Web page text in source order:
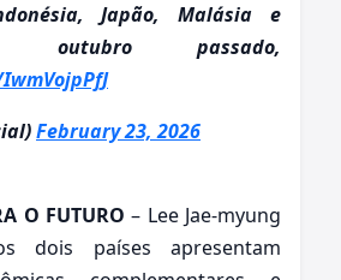
Japão, Malásia e
outubro passado,
February 23, 2026
O FUTURO – Lee Jae-myung
dois países apresentam